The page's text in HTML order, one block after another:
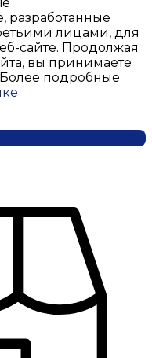
разработанные
лицами, для
сайте. Продолжая
вы принимаете
подробные